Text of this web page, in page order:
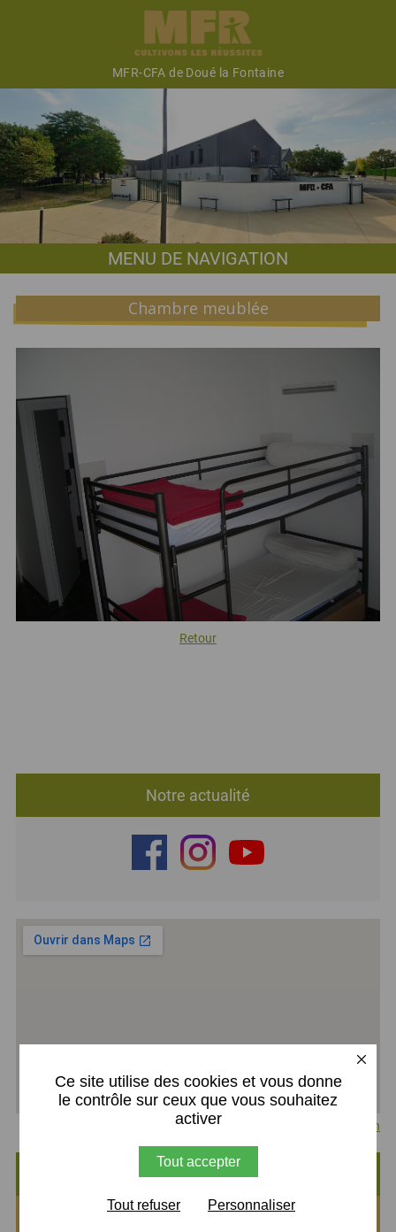
MFR-CFA de Doué la Fontaine
MENU DE NAVIGATION
Chambre meublée
Retour
Notre actualité
Agrandir le plan
i-MFR
X
Ce site utilise des cookies et vous donne
le contrôle sur ceux que vous souhaitez
activer
Tout accepter
Tout refuser Personnaliser